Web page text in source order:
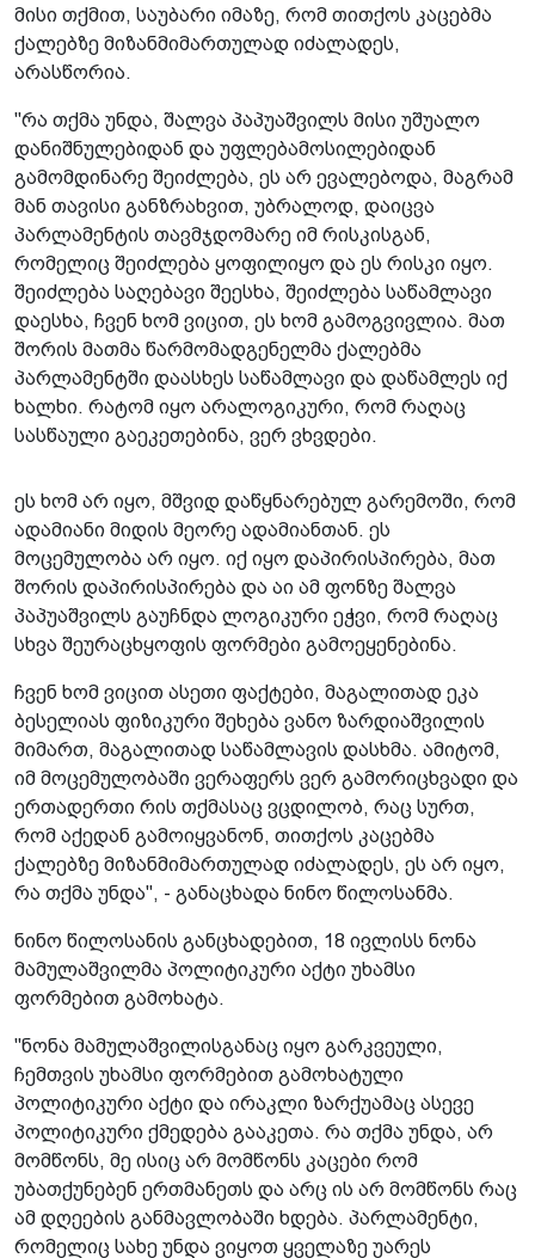
მისი თქმით, საუბარი იმაზე, რომ თითქოს კაცებმა
ქალებზე მიზანმიმართულად იძალადეს,
არასწორია.
"რა თქმა უნდა, შალვა პაპუაშვილს მისი უშუალო
დანიშნულებიდან და უფლებამოსილებიდან
გამომდინარე შეიძლება, ეს არ ევალებოდა, მაგრამ
მან თავისი განზრახვით, უბრალოდ, დაიცვა
პარლამენტის თავმჯდომარე იმ რისკისგან,
რომელიც შეიძლება ყოფილიყო და ეს რისკი იყო.
შეიძლება საღებავი შეესხა, შეიძლება საწამლავი
დაესხა, ჩვენ ხომ ვიცით, ეს ხომ გამოგვივლია. მათ
შორის მათმა წარმომადგენელმა ქალებმა
პარლამენტში დაასხეს საწამლავი და დაწამლეს იქ
ხალხი. რატომ იყო არალოგიკური, რომ რაღაც
სასწაული გაეკეთებინა, ვერ ვხვდები.
ეს ხომ არ იყო, მშვიდ დაწყნარებულ გარემოში, რომ
ადამიანი მიდის მეორე ადამიანთან. ეს
მოცემულობა არ იყო. იქ იყო დაპირისპირება, მათ
შორის დაპირისპირება და აი ამ ფონზე შალვა
პაპუაშვილს გაუჩნდა ლოგიკური ეჭვი, რომ რაღაც
სხვა შეურაცხყოფის ფორმები გამოეყენებინა.
ჩვენ ხომ ვიცით ასეთი ფაქტები, მაგალითად ეკა
ბესელიას ფიზიკური შეხება ვანო ზარდიაშვილის
მიმართ, მაგალითად საწამლავის დასხმა. ამიტომ,
იმ მოცემულობაში ვერაფერს ვერ გამორიცხვადი და
ერთადერთი რის თქმასაც ვცდილობ, რაც სურთ,
რომ აქედან გამოიყვანონ, თითქოს კაცებმა
ქალებზე მიზანმიმართულად იძალადეს, ეს არ იყო,
რა თქმა უნდა", - განაცხადა ნინო წილოსანმა.
ნინო წილოსანის განცხადებით, 18 ივლისს ნონა
მამულაშვილმა პოლიტიკური აქტი უხამსი
ფორმებით გამოხატა.
"ნონა მამულაშვილისგანაც იყო გარკვეული,
ჩემთვის უხამსი ფორმებით გამოხატული
პოლიტიკური აქტი და ირაკლი ზარქუამაც ასევე
პოლიტიკური ქმედება გააკეთა. რა თქმა უნდა, არ
მომწონს, მე ისიც არ მომწონს კაცები რომ
უბათქუნებენ ერთმანეთს და არც ის არ მომწონს რაც
ამ დღეების განმავლობაში ხდება. პარლამენტი,
რომელიც სახე უნდა ვიყოთ ყველაზე უარეს